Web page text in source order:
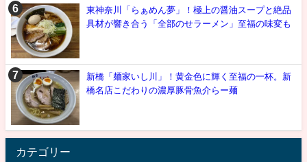
東神奈川「らぁめん夢」！極上の醤油スープと絶品
具材が響き合う「全部のせラーメン」至福の味変も
新橋「麺家いし川」！黄金色に輝く至福の一杯。新
橋名店こだわりの濃厚豚骨魚介らー麺
カテゴリー